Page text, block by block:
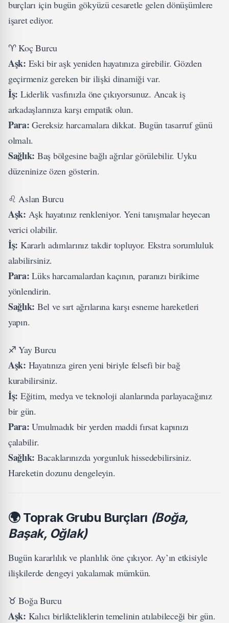
burçları için bugün gökyüzü cesaretle gelen dönüşümlere
işaret ediyor.
♈ Koç Burcu
Aşk: Eski bir aşk yeniden hayatınıza girebilir. Gözden
geçirmeniz gereken bir ilişki dinamiği var.
İş: Liderlik vasfınızla öne çıkıyorsunuz. Ancak iş
arkadaşlarınıza karşı empatik olun.
Para: Gereksiz harcamalara dikkat. Bugün tasarruf günü
olmalı.
Sağlık: Baş bölgesine bağlı ağrılar görülebilir. Uyku
düzeninize özen gösterin.
♌ Aslan Burcu
Aşk: Aşk hayatınız renkleniyor. Yeni tanışmalar heyecan
verici olabilir.
İş: Kararlı adımlarınız takdir topluyor. Ekstra sorumluluk
alabilirsiniz.
Para: Lüks harcamalardan kaçının, paranızı birikime
yönlendirin.
Sağlık: Bel ve sırt ağrılarına karşı esneme hareketleri
yapın.
♐ Yay Burcu
Aşk: Hayatınıza giren yeni biriyle felsefi bir bağ
kurabilirsiniz.
İş: Eğitim, medya ve teknoloji alanlarında parlayacağınız
bir gün.
Para: Umulmadık bir yerden maddi fırsat kapınızı
çalabilir.
Sağlık: Bacaklarınızda yorgunluk hissedebilirsiniz.
Hareketin dozunu dengeleyin.
🌍 Toprak Grubu Burçları (Boğa,
Başak, Oğlak)
Bugün kararlılık ve planlılık öne çıkıyor. Ay’ın etkisiyle
ilişkilerde dengeyi yakalamak mümkün.
♉ Boğa Burcu
Aşk: Kalıcı birlikteliklerin temelinin atılabileceği bir gün.